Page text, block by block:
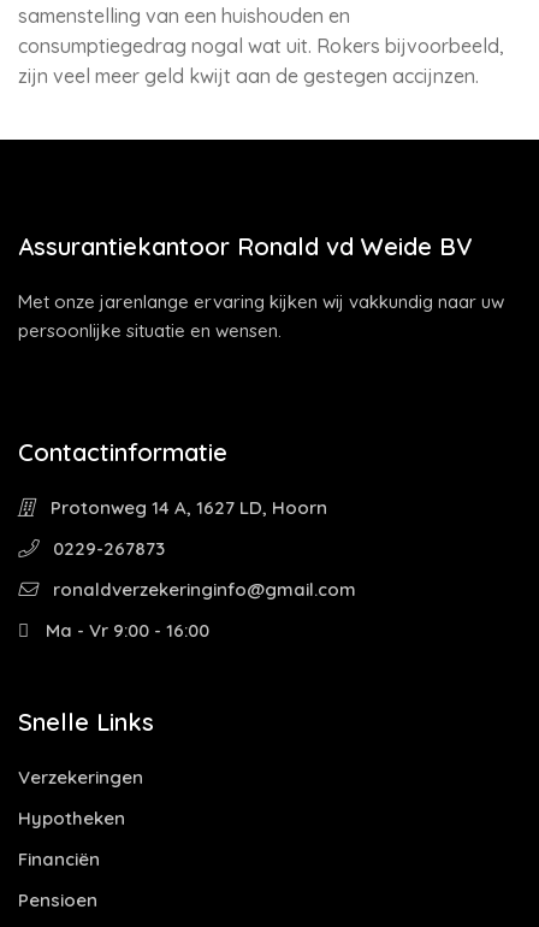
samenstelling van een huishouden en
consumptiegedrag nogal wat uit. Rokers bijvoorbeeld,
zijn veel meer geld kwijt aan de gestegen accijnzen.
Assurantiekantoor Ronald vd Weide BV
Met onze jarenlange ervaring kijken wij vakkundig naar uw
persoonlijke situatie en wensen.
Contactinformatie
Protonweg 14 A, 1627 LD, Hoorn
0229-267873
ronaldverzekeringinfo@gmail.com
Ma - Vr 9:00 - 16:00
Snelle Links
Verzekeringen
Hypotheken
Financiën
Pensioen